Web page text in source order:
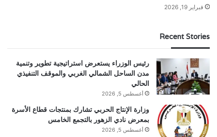
فبراير 19, 2026
Recent Stories
رئيس الوزراء يستعرض استراتيجية تطوير وتنمية
مدن الساحل الشمالي الغربي والموقف التنفيذي
الحالي
أغسطس 5, 2026
وزارة الإنتاج الحربي تشارك بمنتجات قطاع الأسرة
بمعرض نادي الزهور بالتجمع الخامس
أغسطس 5, 2026